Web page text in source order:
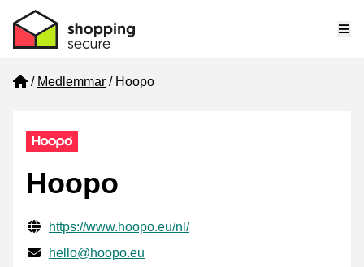
Home
Medlemmar Hoopo
Hoopo
Verifierade kontaktuppgifter
Website URL
https://www.hoopo.eu/nl/
E-post
hello@hoopo.eu